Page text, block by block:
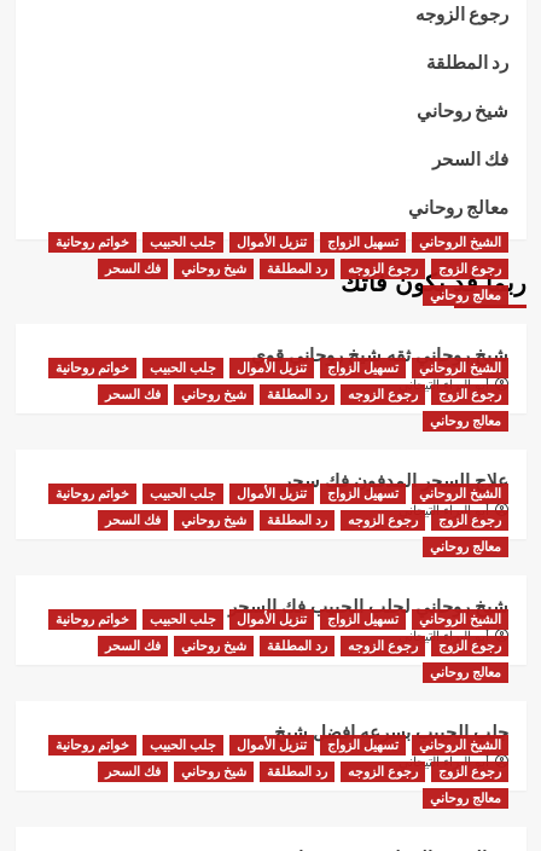
رجوع الزوجه
رد المطلقة
شيخ روحاني
فك السحر
معالج روحاني
ربما قد يكون فاتك
الشيخ الروحاني تسهيل الزواج تنزيل الأموال جلب الحبيب
خواتم روحانية
رجوع الزوج
رجوع الزوجه رد المطلقة شيخ روحاني
فك السحر
معالج روحاني
شيخ روحاني ثقه شيخ روحاني قوي
أبو البراء التيجاني
الشيخ الروحاني تسهيل الزواج تنزيل الأموال جلب الحبيب
خواتم روحانية
رجوع الزوج
رجوع الزوجه رد المطلقة شيخ روحاني
فك السحر
معالج روحاني
علاج السحر المدفون فك سحر
أبو البراء التيجاني
الشيخ الروحاني تسهيل الزواج تنزيل الأموال جلب الحبيب
خواتم روحانية
رجوع الزوج
رجوع الزوجه رد المطلقة شيخ روحاني
فك السحر
معالج روحاني
شيخ روحاني لجلب الحبيب فك السحر
أبو البراء التيجاني
الشيخ الروحاني تسهيل الزواج تنزيل الأموال جلب الحبيب
خواتم روحانية
رجوع الزوج
رجوع الزوجه رد المطلقة شيخ روحاني
فك السحر
معالج روحاني
جلب الحبيب بسرعه افضل شيخ
أبو البراء التيجاني
الشيخ الروحاني تسهيل الزواج تنزيل الأموال جلب الحبيب
خواتم روحانية
رجوع الزوج
رجوع الزوجه رد المطلقة شيخ روحاني
فك السحر
معالج روحاني